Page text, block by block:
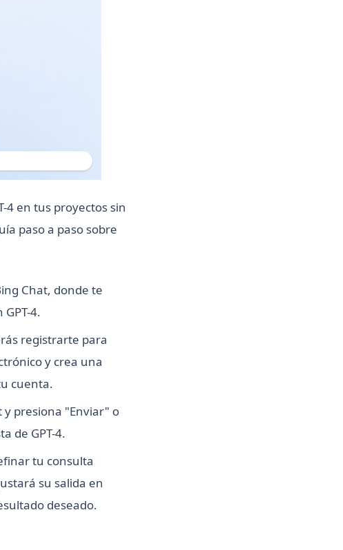
4 en tus proyectos sin
paso a paso sobre
Chat, donde te
4.
registrarte para
y crea una
cuenta.
presiona "Enviar" o
de GPT-4.
tu consulta
su salida en
deseado.